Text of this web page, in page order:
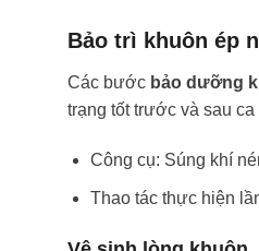
Bảo trì khuôn ép
Các bước bảo dưỡng
trạng tốt trước và sau ca
Công cụ: Súng khí
Thao tác thực hiện